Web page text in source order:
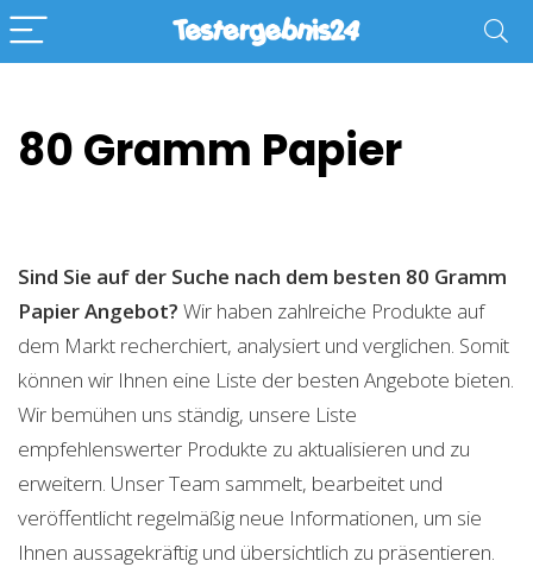
80 Gramm Papier
Sind Sie auf der Suche nach dem besten 80 Gramm
PapierAngebot? Wir haben zahlreiche Produkte auf
dem Markt recherchiert, analysiert und verglichen. Somit
können wir Ihnen eine Liste der besten Angebote bieten.
Wir bemühen uns ständig, unsere Liste
empfehlenswerter Produkte zu aktualisieren und zu
erweitern. Unser Team sammelt, bearbeitet und
veröffentlicht regelmäßig neue Informationen, um sie
Ihnen aussagekräftig und übersichtlich zu präsentieren.